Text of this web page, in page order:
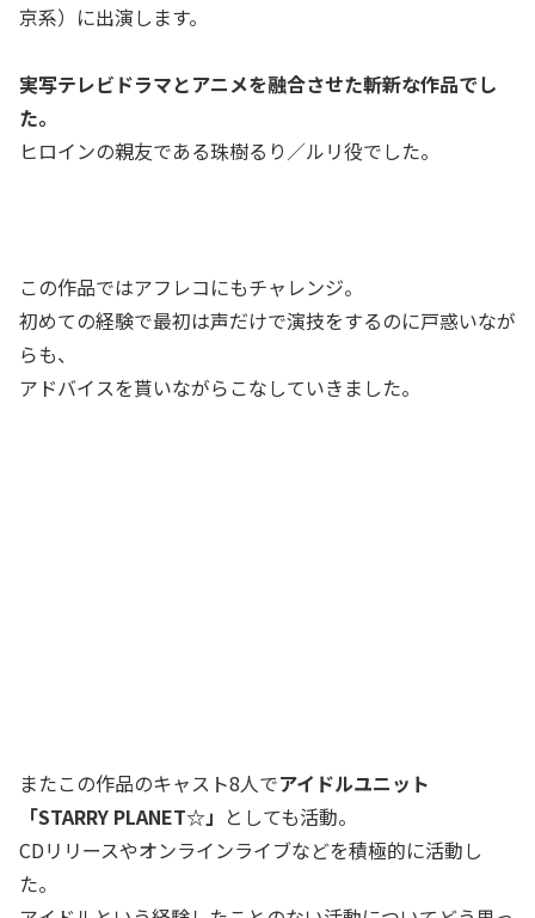
京系）に出演します。
実写テレビドラマとアニメを融合させた斬新な作品でし
た。
ヒロインの親友である珠樹るり／ルリ役でした。
この作品ではアフレコにもチャレンジ。
初めての経験で最初は声だけで演技をするのに戸惑いなが
らも、
アドバイスを貰いながらこなしていきました。
またこの作品のキャスト8人でアイドルユニット
「STARRY PLANET☆」 としても活動。
CDリリースやオンラインライブなどを積極的に活動し
た。